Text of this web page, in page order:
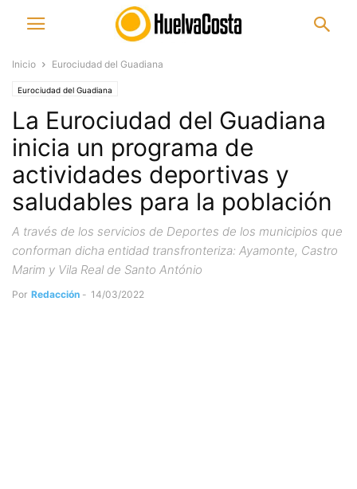
Inicio Eurociudad del Guadiana
Eurociudad del Guadiana
La Eurociudad del Guadiana
inicia un programa de
actividades deportivas y
saludables para la población
A través de los servicios de Deportes de los municipios que
conforman dicha entidad transfronteriza: Ayamonte, Castro
Marim y Vila Real de Santo António
Por Redacción - 14/03/2022